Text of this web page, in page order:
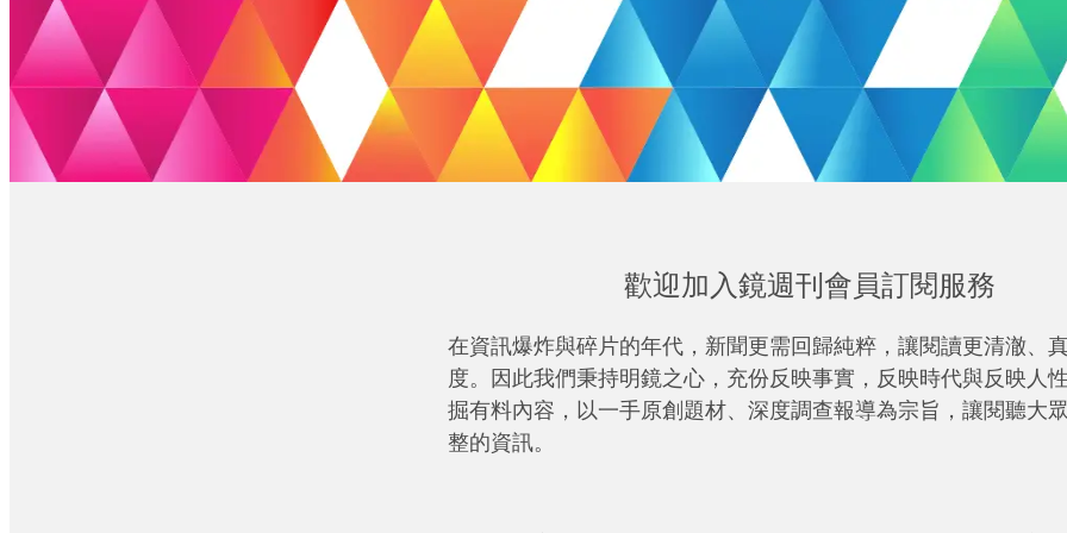
歡迎加入鏡週刊會員訂閱服務
在資訊爆炸與碎片的年代，新聞更需回歸純粹，讓閱讀更清澈、
度。因此我們秉持明鏡之心，充份反映事實，反映時代與反映人
掘有料內容，以一手原創題材、深度調查報導為宗旨，讓閱聽大
整的資訊。